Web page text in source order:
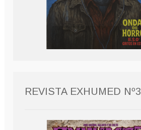
REVISTA EXHUMED Nº3